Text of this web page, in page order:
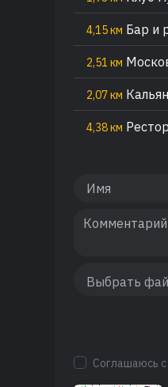
4,15 км Бар и
2,51 км
2,07 км
4,38 км
Соглашаюсь с